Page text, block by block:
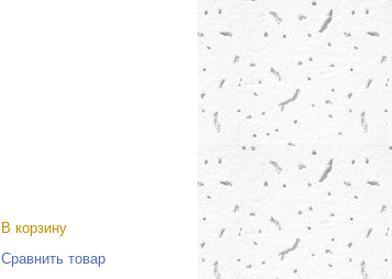
В корзину
Сравнить товар